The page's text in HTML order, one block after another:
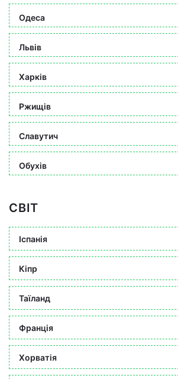
Одеса
Львів
Харків
Ржищів
Славутич
Обухів
СВІТ
Іспанія
Кіпр
Таїланд
Франція
Хорватія